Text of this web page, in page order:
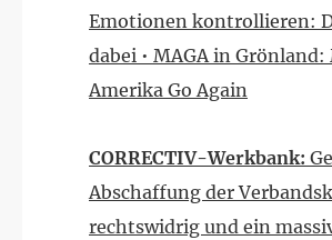
Emotionen kontrollieren:
dabei • MAGA in Grönland:
Amerika Go Again
CORRECTIV-Werkbank:
Abschaffung der
rechtswidrig und ein